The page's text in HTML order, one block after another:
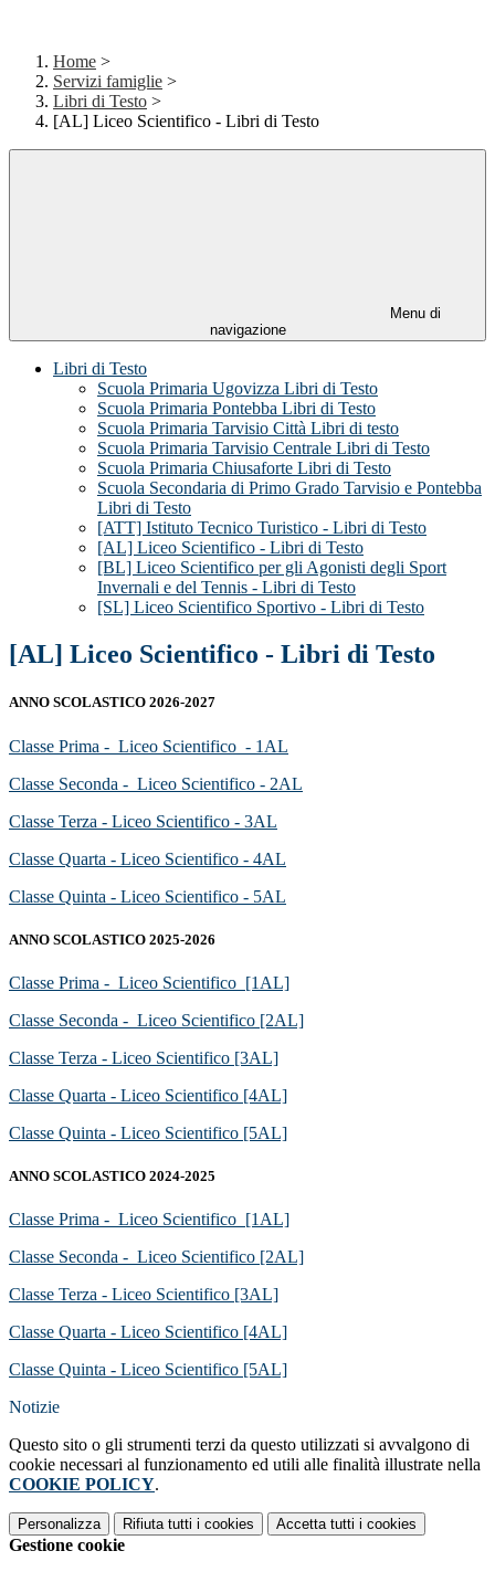
Home >
Servizi famiglie >
Libri di Testo >
[AL] Liceo Scientifico - Libri di Testo
Menu di
navigazione
Libri di Testo
Scuola Primaria Ugovizza Libri di Testo
Scuola Primaria Pontebba Libri di Testo
Scuola Primaria Tarvisio Città Libri di testo
Scuola Primaria Tarvisio Centrale Libri di Testo
Scuola Primaria Chiusaforte Libri di Testo
Scuola Secondaria di Primo Grado Tarvisio e Pontebba
Libri di Testo
[ATT] Istituto Tecnico Turistico - Libri di Testo
[AL] Liceo Scientifico - Libri di Testo
[BL] Liceo Scientifico per gli Agonisti degli Sport
Invernali e del Tennis - Libri di Testo
[SL] Liceo Scientifico Sportivo - Libri di Testo
[AL] Liceo Scientifico - Libri di Testo
ANNO SCOLASTICO 2026-2027
Classe Prima - Liceo Scientifico - 1AL
Classe Seconda - Liceo Scientifico - 2AL
Classe Terza - Liceo Scientifico - 3AL
Classe Quarta - Liceo Scientifico - 4AL
Classe Quinta - Liceo Scientifico - 5AL
ANNO SCOLASTICO 2025-2026
Classe Prima - Liceo Scientifico [1AL]
Classe Seconda - Liceo Scientifico [2AL]
Classe Terza - Liceo Scientifico [3AL]
Classe Quarta - Liceo Scientifico [4AL]
Classe Quinta - Liceo Scientifico [5AL]
ANNO SCOLASTICO 2024-2025
Classe Prima - Liceo Scientifico [1AL]
Classe Seconda - Liceo Scientifico [2AL]
Classe Terza - Liceo Scientifico [3AL]
Classe Quarta - Liceo Scientifico [4AL]
Classe Quinta - Liceo Scientifico [5AL]
Notizie
Questo sito o gli strumenti terzi da questo utilizzati si avvalgono di
cookie necessari al funzionamento ed utili alle finalità illustrate nella
COOKIE POLICY.
Personalizza Rifiuta tutti i cookies Accetta tutti i cookies
Gestione cookie